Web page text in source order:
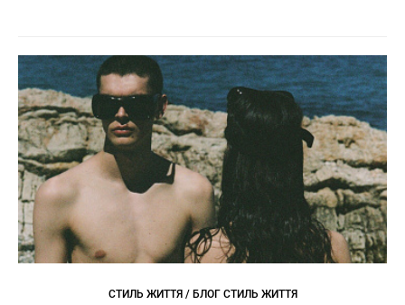
СТИЛЬ ЖИТТЯ / БЛОГ СТИЛЬ ЖИТТЯ